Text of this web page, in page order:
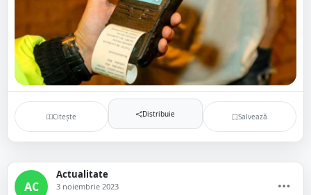
Citește Distribuie Salvează
AC
Actualitate
3 noiembrie 2023